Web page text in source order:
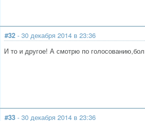
#32 - 30 декабря 2014 в 23:36
И то и другое! А смотрю по
#33 - 30 декабря 2014 в 23:36